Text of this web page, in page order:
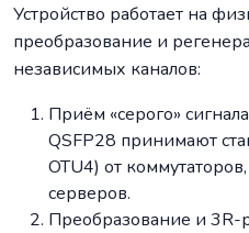
Устройство работает на
преобразование и
независимых каналов:
Приём «серого»
QSFP28 принимают
OTU4) от
серверов.
Преобразование и